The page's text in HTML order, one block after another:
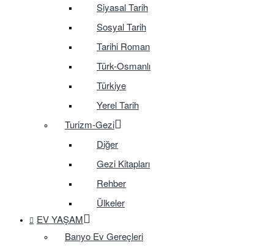
Siyasal Tarih
Sosyal Tarih
Tarihi Roman
Türk-Osmanlı
Türkiye
Yerel Tarih
Turizm-Gezi
Diğer
Gezi Kitapları
Rehber
Ülkeler
EV YAŞAM
Banyo Ev Gereçleri